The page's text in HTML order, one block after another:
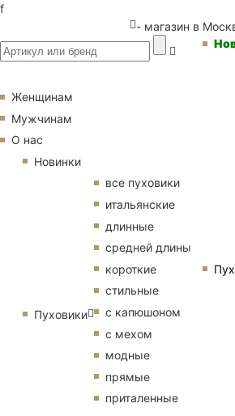
f
- магазин в
Женщинам
Мужчинам
О нас
Новинки
Пуховики
все пуховики
итальянские
длинные
средней длины
короткие
стильные
с капюшоном
с мехом
модные
прямые
приталенные